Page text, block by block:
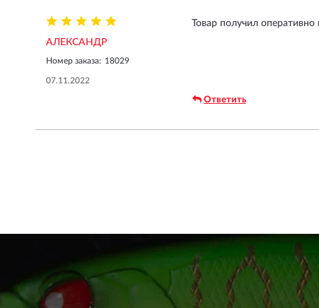
АЛЕКСАНДР
Номер заказа: 18029
07.11.2022
Товар получил
Ответить